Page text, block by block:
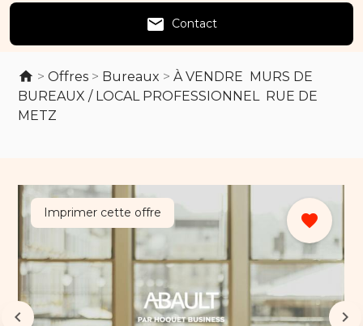
email Contact
>Offres > Bureaux >À VENDRE  MURS DE
BUREAUX / LOCAL PROFESSIONNEL  RUE DE
METZ
favorite
Imprimer cette offre